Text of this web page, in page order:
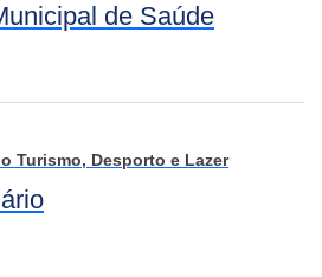
de Saúde
Turismo, Desporto e Lazer